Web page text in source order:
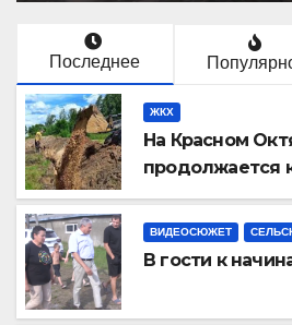
Последнее
ЖКХ
На Красном
продолжается
ремонт сетей
ВИДЕОСЮЖЕТ
В гости к